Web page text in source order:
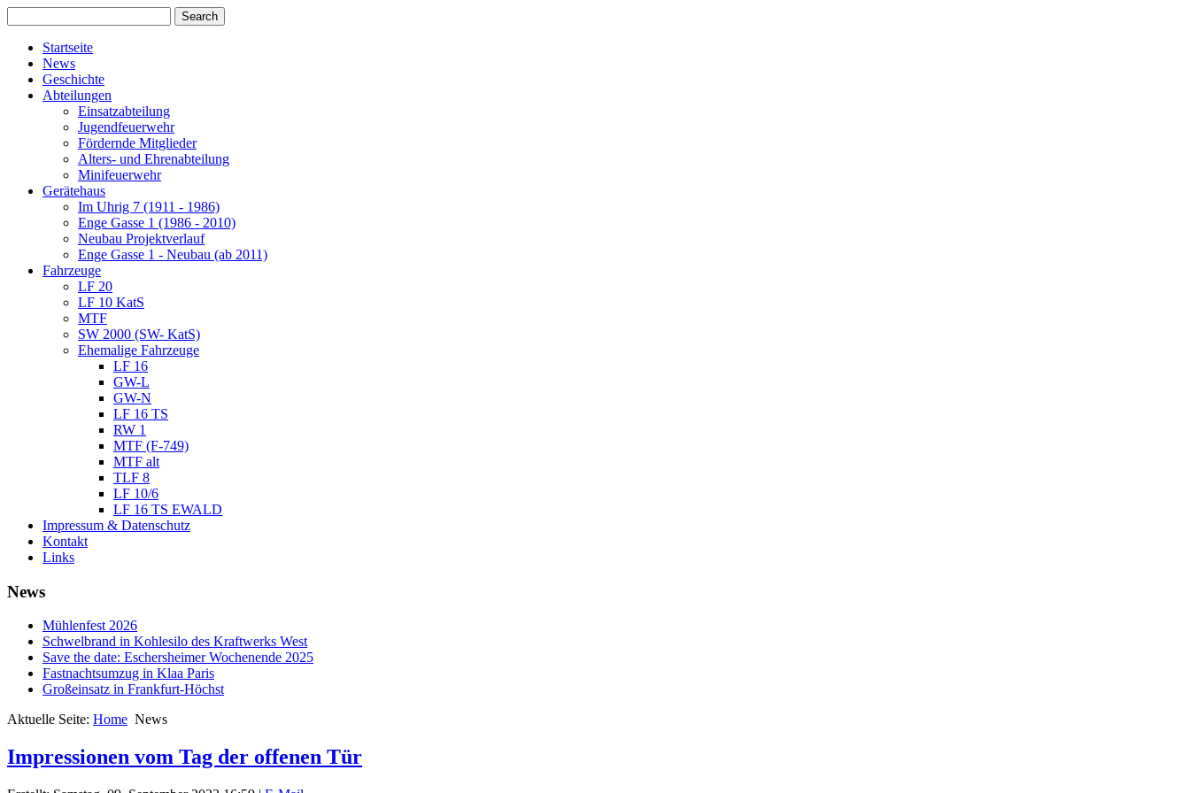
Startseite
News
Geschichte
Abteilungen
Einsatzabteilung
Jugendfeuerwehr
Fördernde Mitglieder
Alters- und Ehrenabteilung
Minifeuerwehr
Gerätehaus
Im Uhrig 7 (1911 - 1986)
Enge Gasse 1 (1986 - 2010)
Neubau Projektverlauf
Enge Gasse 1 - Neubau (ab 2011)
Fahrzeuge
LF 20
LF 10 KatS
MTF
SW 2000 (SW- KatS)
Ehemalige Fahrzeuge
LF 16
GW-L
GW-N
LF 16 TS
RW 1
MTF (F-749)
MTF alt
TLF 8
LF 10/6
LF 16 TS EWALD
Impressum & Datenschutz
Kontakt
Links
News
Mühlenfest 2026
Schwelbrand in Kohlesilo des Kraftwerks West
Save the date: Eschersheimer Wochenende 2025
Fastnachtsumzug in Klaa Paris
Großeinsatz in Frankfurt-Höchst
Aktuelle Seite: Home News
Impressionen vom Tag der offenen Tür